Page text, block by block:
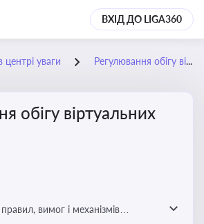
ВХІД ДО LIGA360
центрі уваги Регулювання обігу віртуальних активів
обігу віртуальних
вимог і механізмів